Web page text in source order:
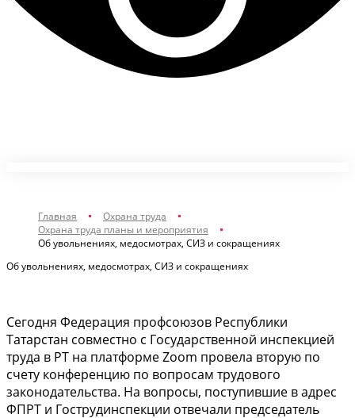
Главная
Охрана труда
Охрана труда планы и мероприятия
Об увольнениях, медосмотрах, СИЗ и сокращениях
Об увольнениях, медосмотрах, СИЗ и сокращениях
Сегодня Федерация профсоюзов Республики
Татарстан совместно с Государственной инспекцией
труда в РТ на платформе Zoom провела вторую по
счету конференцию по вопросам трудового
законодательства. На вопросы, поступившие в адрес
ФПРТ и Гострудинспекции отвечали председатель